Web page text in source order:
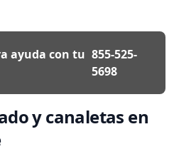
ayuda con tu 855-525-
5698
y canaletas en